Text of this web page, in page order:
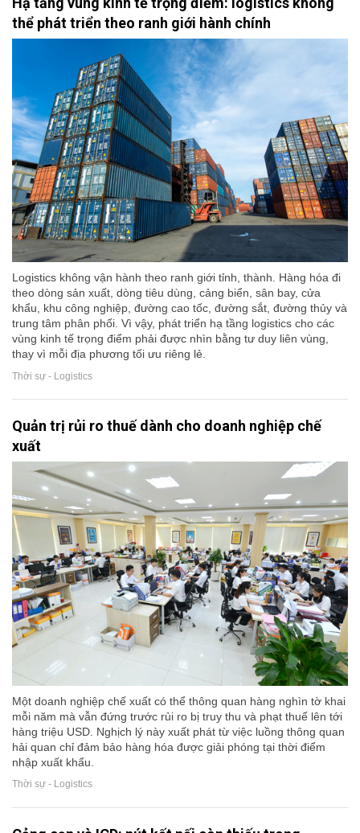
thể phát triển theo ranh giới hành chính
Logistics không vận hành theo ranh giới tỉnh, thành. Hàng hóa đi
theo dòng sản xuất, dòng tiêu dùng, cảng biển, sân bay, cửa
khẩu, khu công nghiệp, đường cao tốc, đường sắt, đường thủy và
trung tâm phân phối. Vì vậy, phát triển hạ tầng logistics cho các
vùng kinh tế trọng điểm phải được nhìn bằng tư duy liên vùng,
thay vì mỗi địa phương tối ưu riêng lẻ.
Thời sự - Logistics
Quản trị rủi ro thuế dành cho doanh nghiệp chế
xuất
Một doanh nghiệp chế xuất có thể thông quan hàng nghìn tờ khai
mỗi năm mà vẫn đứng trước rủi ro bị truy thu và phạt thuế lên tới
hàng triệu USD. Nghịch lý này xuất phát từ việc luồng thông quan
hải quan chỉ đảm bảo hàng hóa được giải phóng tại thời điểm
nhập xuất khẩu.
Thời sự - Logistics